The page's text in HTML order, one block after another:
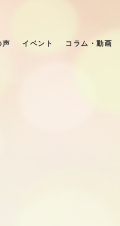
声 イベント コラム・動画